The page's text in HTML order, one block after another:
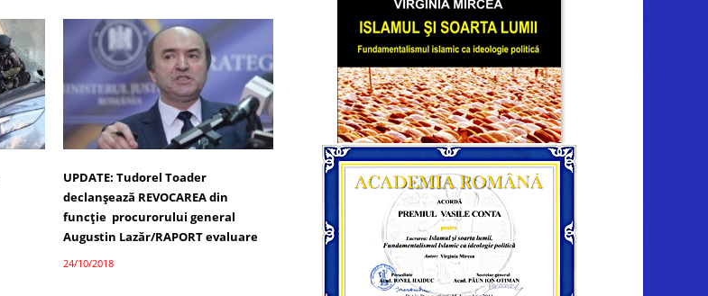
UPDATE: Tudorel Toader
declanșează REVOCAREA din
funcție procurorului general
Augustin Lazăr/RAPORT evaluare
24/10/2018